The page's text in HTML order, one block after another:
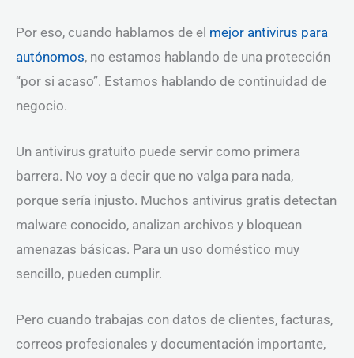
Por eso, cuando hablamos de el mejor antivirus para
autónomos, no estamos hablando de una protección
“por si acaso”. Estamos hablando de continuidad de
negocio.
Un antivirus gratuito puede servir como primera
barrera. No voy a decir que no valga para nada,
porque sería injusto. Muchos antivirus gratis detectan
malware conocido, analizan archivos y bloquean
amenazas básicas. Para un uso doméstico muy
sencillo, pueden cumplir.
Pero cuando trabajas con datos de clientes, facturas,
correos profesionales y documentación importante,